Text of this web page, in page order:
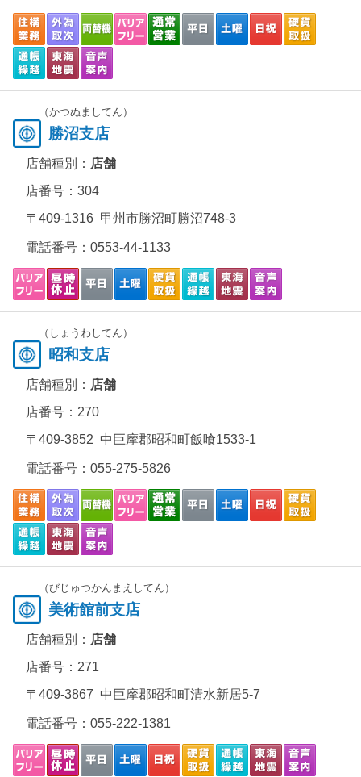
（かつぬましてん）
勝沼支店
店舗種別： 店舗
店番号：304
〒409-1316 甲州市勝沼町勝沼748-3
電話番号： 0553-44-1133
（しょうわしてん）
昭和支店
店舗種別： 店舗
店番号：270
〒409-3852 中巨摩郡昭和町飯喰1533-1
電話番号： 055-275-5826
（びじゅつかんまえしてん）
美術館前支店
店舗種別： 店舗
店番号：271
〒409-3867 中巨摩郡昭和町清水新居5-7
電話番号： 055-222-1381